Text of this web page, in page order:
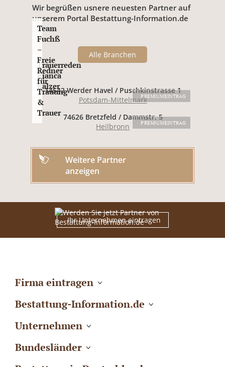
Wir begrüßen usnere neuesten Partner auf
unserem Portal Bestattung-Information.de
Alle Branchen
PREMIUMEINTRAG
Trauerreden
Bianca
Balzer
14542 Werder Havel / Puschkinstrasse 1
Potsdam-Mittelmark
PREMIUMEINTRAG
Team
Fuchß
–
Freie
Redner
für
Trauung
&
Trauer 74626 Bretzfeld / Dammstr. 5
Heilbronn
Weitere Partner
anzeigen
Ihr Unternehmen eintragen
Firma eintragen
Bestattung-Information.de
Unternehmen
Bundesländer